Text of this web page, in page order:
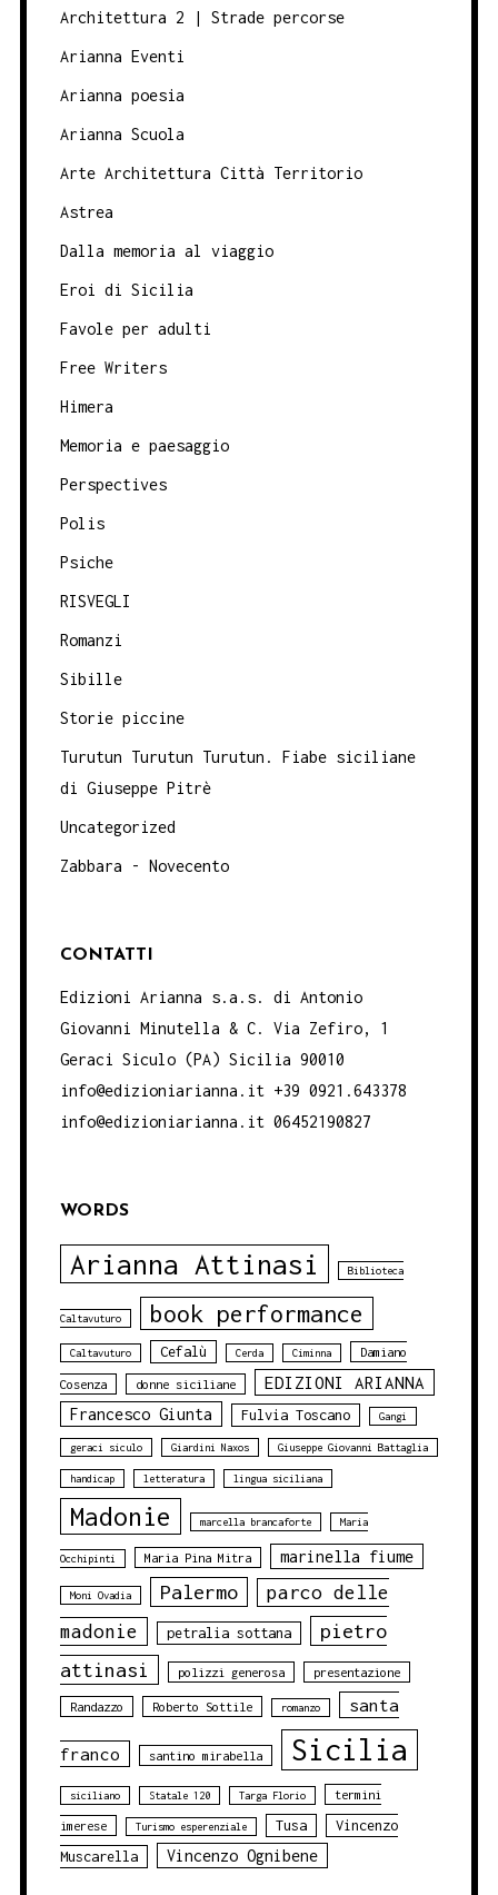
Architettura 2 | Strade percorse
Arianna Eventi
Arianna poesia
Arianna Scuola
Arte Architettura Città Territorio
Astrea
Dalla memoria al viaggio
Eroi di Sicilia
Favole per adulti
Free Writers
Himera
Memoria e paesaggio
Perspectives
Polis
Psiche
RISVEGLI
Romanzi
Sibille
Storie piccine
Turutun Turutun Turutun. Fiabe siciliane
di Giuseppe Pitrè
Uncategorized
Zabbara - Novecento
CONTATTI
Edizioni Arianna s.a.s. di Antonio
Giovanni Minutella & C. Via Zefiro, 1
Geraci Siculo (PA) Sicilia 90010
info@edizioniarianna.it +39 0921.643378
info@edizioniarianna.it 06452190827
WORDS
Arianna Attinasi Biblioteca
Caltavuturo book performance
Caltavuturo Cefalù Cerda Ciminna Damiano
Cosenza donne siciliane EDIZIONI ARIANNA
Francesco Giunta Fulvia Toscano Gangi
geraci siculo Giardini Naxos Giuseppe Giovanni Battaglia
handicap letteratura lingua siciliana
Madonie marcella brancaforte Maria
Occhipinti Maria Pina Mitra marinella fiume
Moni Ovadia Palermo
parco delle
madonie
petralia sottana
pietro
attinasi
polizzi generosa presentazione
Randazzo Roberto Sottile romanzo santa
franco santino mirabella Sicilia
siciliano Statale 120 Targa Florio termini
imerese Turismo esperenziale Tusa
Vincenzo
Muscarella
Vincenzo Ognibene